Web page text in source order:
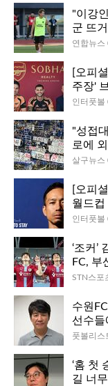
"이강
군 뜨
연합뉴스
[오피
주장'
러분의
인터풋볼
"성접
로에
살구뉴스
[오피
월드컵
도 현
인터풋볼
‘조커’
FC, 부
STN스포
수원
선수들
상 [케
풋볼리스
‘홈 첫
길 너